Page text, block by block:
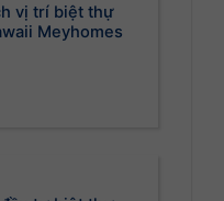
vị trí biệt thự
Meyhomes